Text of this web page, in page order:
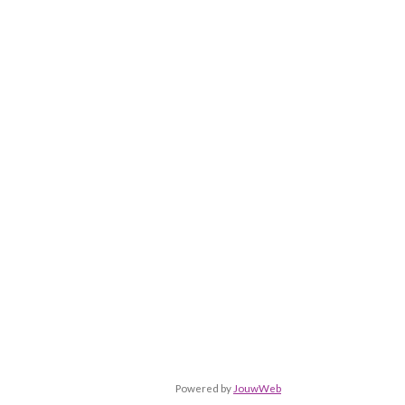
Powered by JouwWeb